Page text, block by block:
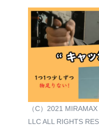
（C）2021
LLC ALL RIGHTS